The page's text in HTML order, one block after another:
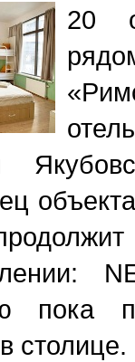
20
пока
столице.